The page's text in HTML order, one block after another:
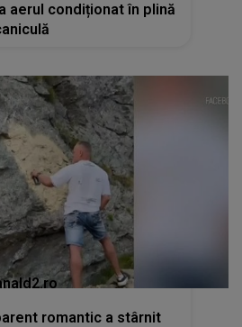
aerul condiționat în plină
romantic a stârnit